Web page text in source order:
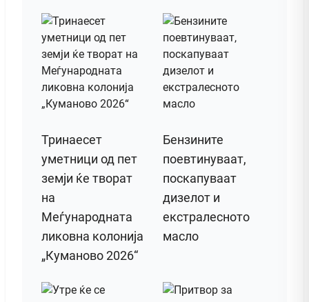
Тринаесет
уметници од пет
земји ќе творат
на
Меѓународната
ликовна колонија
„Куманово 2026“
Бензините
поевтинуваат,
поскапуваат
дизелот и
екстралесното
масло